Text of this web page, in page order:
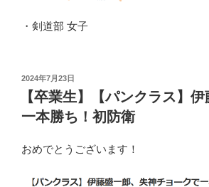
・剣道部 女子
投
日:
2024年7月23日
【卒業生】【パンクラス】
一本勝ち！初防衛
おめでとうございます！